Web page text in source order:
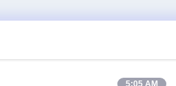
5:05 AM